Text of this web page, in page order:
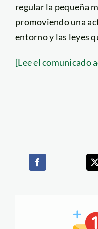
regular la pequeña
promoviendo una
entorno y las leyes
[Lee el comunicado